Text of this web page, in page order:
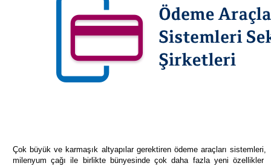
Çok büyük ve karmaşık altyapılar gerektiren ödeme araçları sistemleri,
milenyum çağı ile birlikte bünyesinde çok daha fazla yeni özellikler